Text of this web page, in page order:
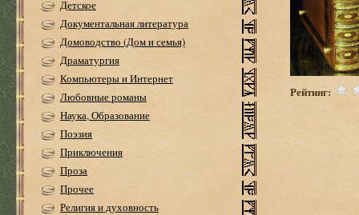
Детское
Документальная литература
Домоводство (Дом и семья)
Драматургия
Компьютеры и Интернет
Любовные романы
Наука, Образование
Поэзия
Приключения
Проза
Прочее
Религия и духовность
Рейтинг: